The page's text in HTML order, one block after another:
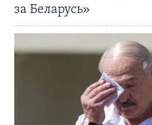
за Беларусь»